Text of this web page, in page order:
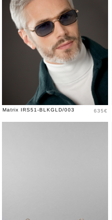
Matrix IRS51-BLKGLD/003 Price
635€